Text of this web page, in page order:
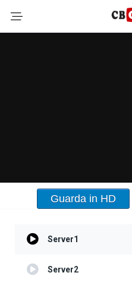
Guarda in HD
Server1
Server2